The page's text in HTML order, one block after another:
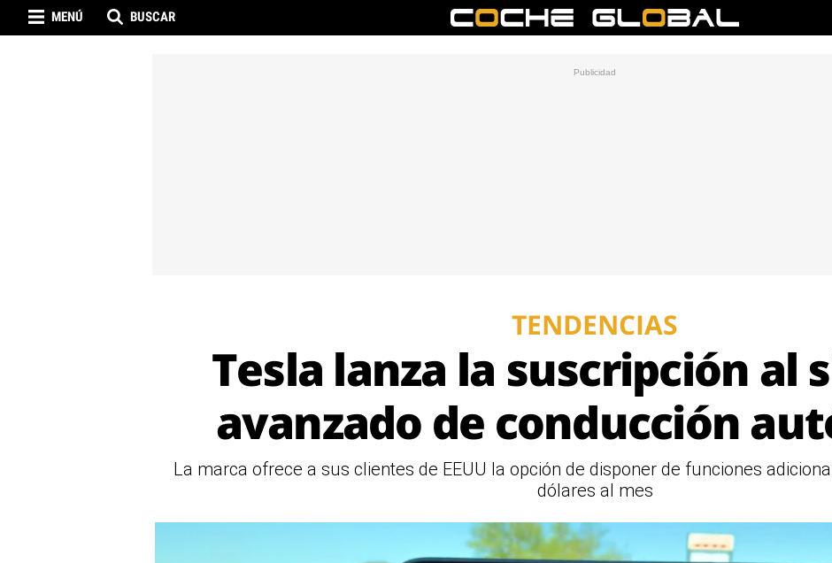
MENÚ BUSCAR
TENDENCIAS
Tesla lanza la suscripción al
avanzado de conducción
La marca ofrece a sus clientes de EEUU la opción de disponer de funciones
dólares al mes